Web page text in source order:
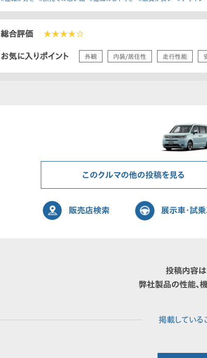
総合評価 ★★★★☆
お気に入りポイント 外観 内装/居住性 走行性能
このクルマの他の投稿を見る
販売店検索 展示車・試
投稿内容は
弊社製品の性能、